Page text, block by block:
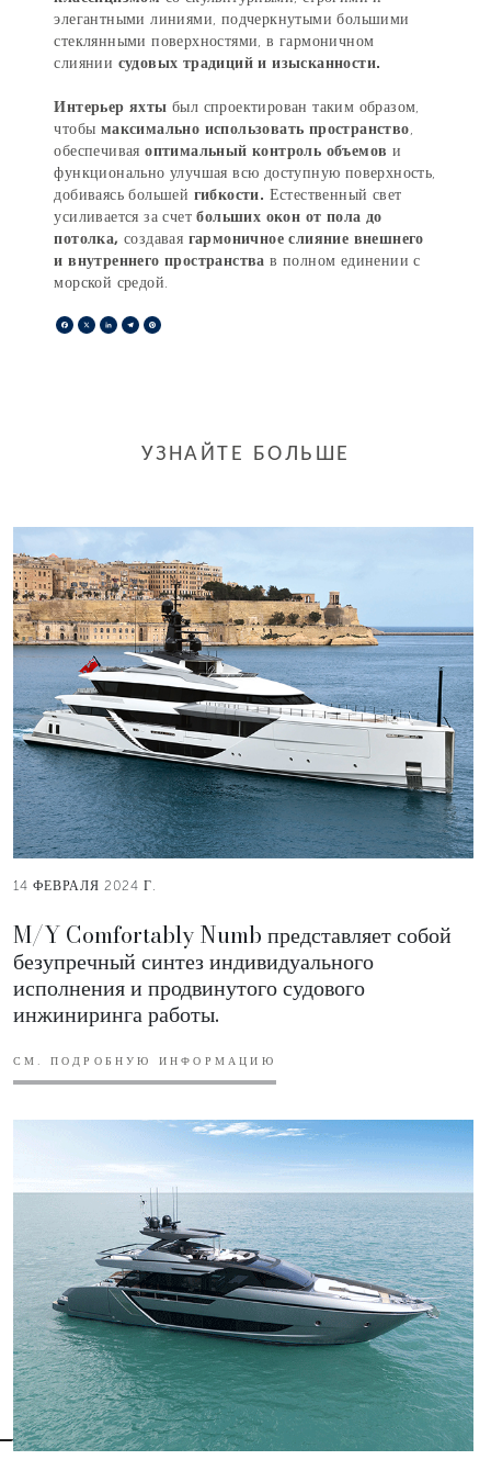
элегантными линиями, подчеркнутыми большими
стеклянными поверхностями, в гармоничном
слиянии судовых традиций и изысканности.
Интерьер яхты был спроектирован таким образом,
чтобы максимально использовать пространство,
обеспечиваяоптимальный контроль объемов и
функционально улучшая всю доступную поверхность,
добиваясь большей гибкости. Естественный свет
усиливается за счетбольших окон от пола до
потолка, создавая гармоничное слияние внешнего
и внутреннего пространства в полном единении с
морской средой.
Facebook
X LinkedIn
Telegram
УЗНАЙТЕ БОЛЬШЕ
14 ФЕВРАЛЯ 2024 Г.
M/Y Comfortably Numb представляет собой
безупречный синтез индивидуального
исполнения и продвинутого судового
инжиниринга работы.
СМ. ПОДРОБНУЮ ИНФОРМАЦИЮ